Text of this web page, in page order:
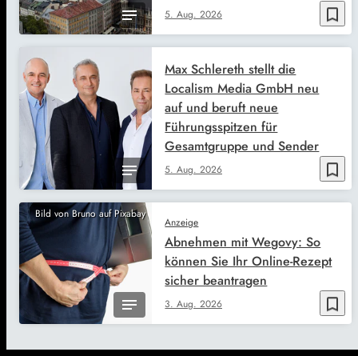
bookmark_border
5. Aug. 2026
bookmark_border
5. Aug. 2026
Max Schlereth stellt die
Localism Media GmbH neu
auf und beruft neue
Führungsspitzen für
Gesamtgruppe und Sender
Bild von Bruno auf Pixabay
bookmark_border
Anzeige
3. Aug. 2026
Abnehmen mit Wegovy: So
können Sie Ihr Online-Rezept
sicher beantragen